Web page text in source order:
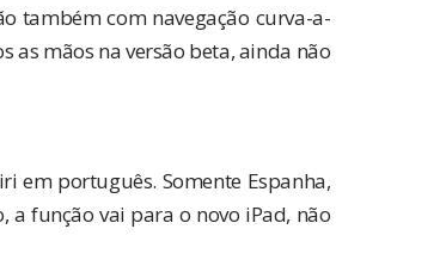
também com navegação curva-a-
as mãos na versão beta, ainda não
em português. Somente Espanha,
a função vai para o novo iPad, não